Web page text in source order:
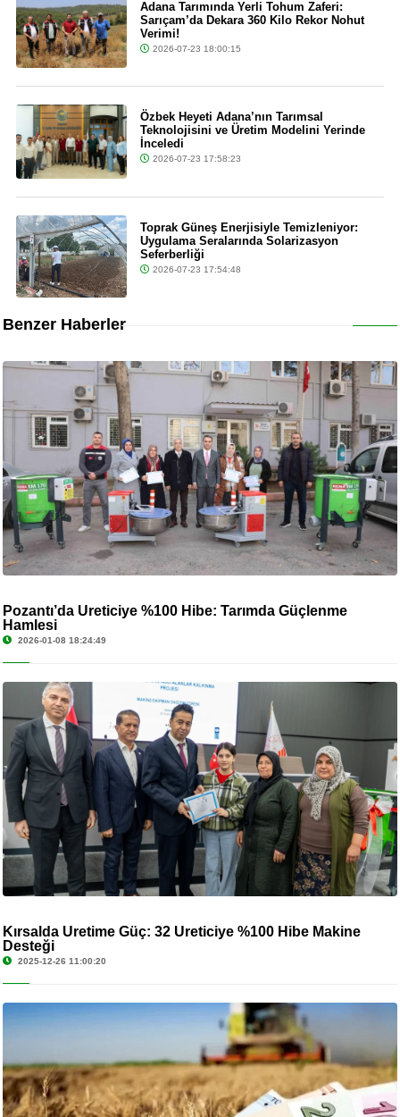
Adana Tarımında Yerli Tohum Zaferi:
Sarıçam’da Dekara 360 Kilo Rekor Nohut
Verimi!
2026-07-23 18:00:15
Özbek Heyeti Adana’nın Tarımsal
Teknolojisini ve Üretim Modelini Yerinde
İnceledi
2026-07-23 17:58:23
Toprak Güneş Enerjisiyle Temizleniyor:
Uygulama Seralarında Solarizasyon
Seferberliği
2026-07-23 17:54:48
Benzer Haberler
Pozantı’da Üreticiye %100 Hibe: Tarımda Güçlenme
Hamlesi
2026-01-08 18:24:49
Kırsalda Üretime Güç: 32 Üreticiye %100 Hibe Makine
Desteği
2025-12-26 11:00:20